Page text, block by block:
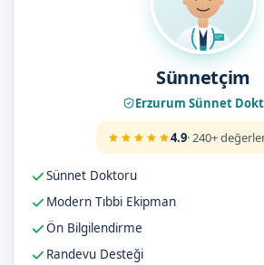
Sünnetçim
Erzurum Sünnet
4.9· 240+
Sünnet Doktoru
Modern Tıbbi Ekipman
Ön Bilgilendirme
Randevu Desteği